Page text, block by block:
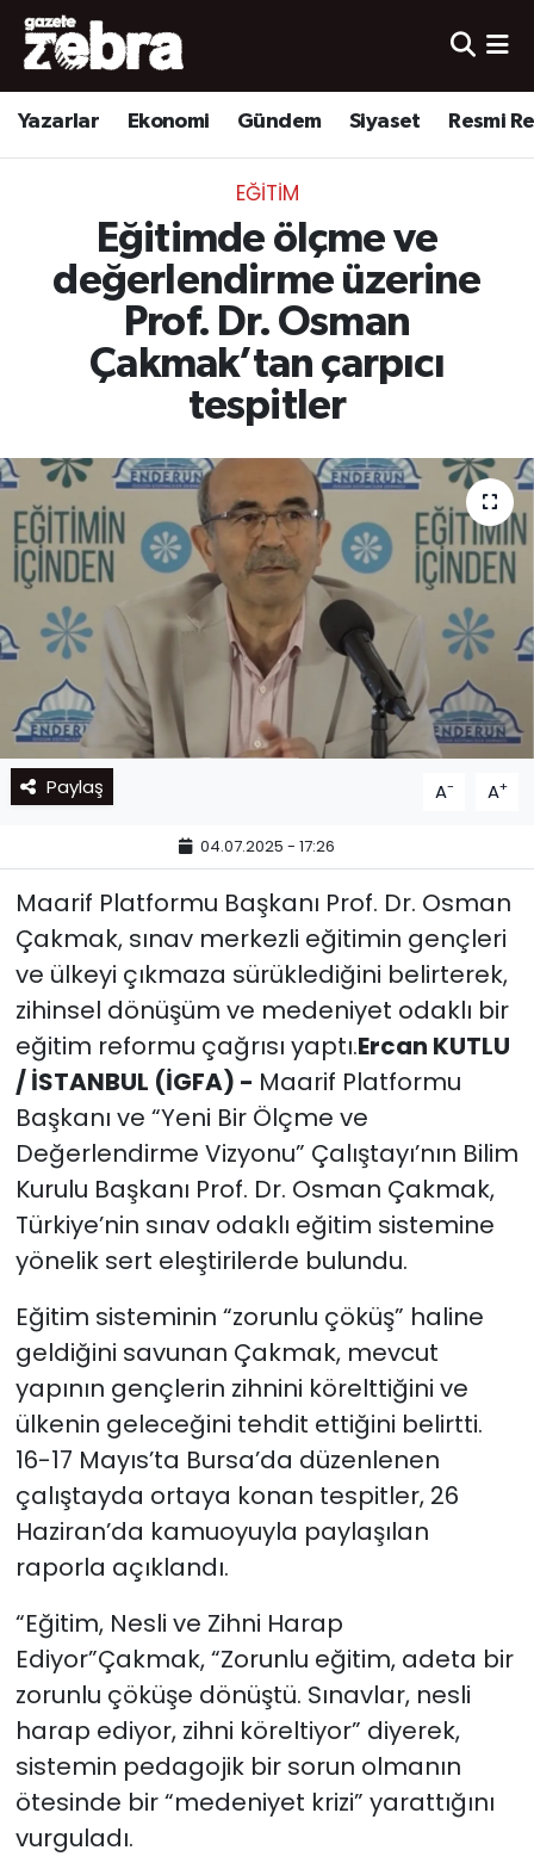
Yazarlar Ekonomi Gündem Siyaset Resmi
EĞITIM
Eğitimde ölçme ve
değerlendirme üzerine
Prof. Dr. Osman
Çakmak’tan çarpıcı
tespitler
Paylaş A- A+
04.07.2025 - 17:26
Maarif Platformu Başkanı Prof. Dr. Osman
Çakmak, sınav merkezli eğitimin gençleri
ve ülkeyi çıkmaza sürüklediğini belirterek,
zihinsel dönüşüm ve medeniyet odaklı bir
eğitim reformu çağrısı yaptı.Ercan KUTLU
/ İSTANBUL (İGFA) - Maarif Platformu
Başkanı ve “Yeni Bir Ölçme ve
Değerlendirme Vizyonu” Çalıştayı’nın Bilim
Kurulu Başkanı Prof. Dr. Osman Çakmak,
Türkiye’nin sınav odaklı eğitim sistemine
yönelik sert eleştirilerde bulundu.
Eğitim sisteminin “zorunlu çöküş” haline
geldiğini savunan Çakmak, mevcut
yapının gençlerin zihnini körelttiğini ve
ülkenin geleceğini tehdit ettiğini belirtti.
16-17 Mayıs’ta Bursa’da düzenlenen
çalıştayda ortaya konan tespitler, 26
Haziran’da kamuoyuyla paylaşılan
raporla açıklandı.
“Eğitim, Nesli ve Zihni Harap
Ediyor”Çakmak, “Zorunlu eğitim, adeta bir
zorunlu çöküşe dönüştü. Sınavlar, nesli
harap ediyor, zihni köreltiyor” diyerek,
sistemin pedagojik bir sorun olmanın
ötesinde bir “medeniyet krizi” yarattığını
vurguladı.
Yazarlar
Ekonomi
Yerel
Nöbetçi Eczaneler
Hava Durumu
Süper Lig Puan Durumu ve Fikstür
Tüm Manşetler
Son Dakika Haberleri
Haber Arşivi